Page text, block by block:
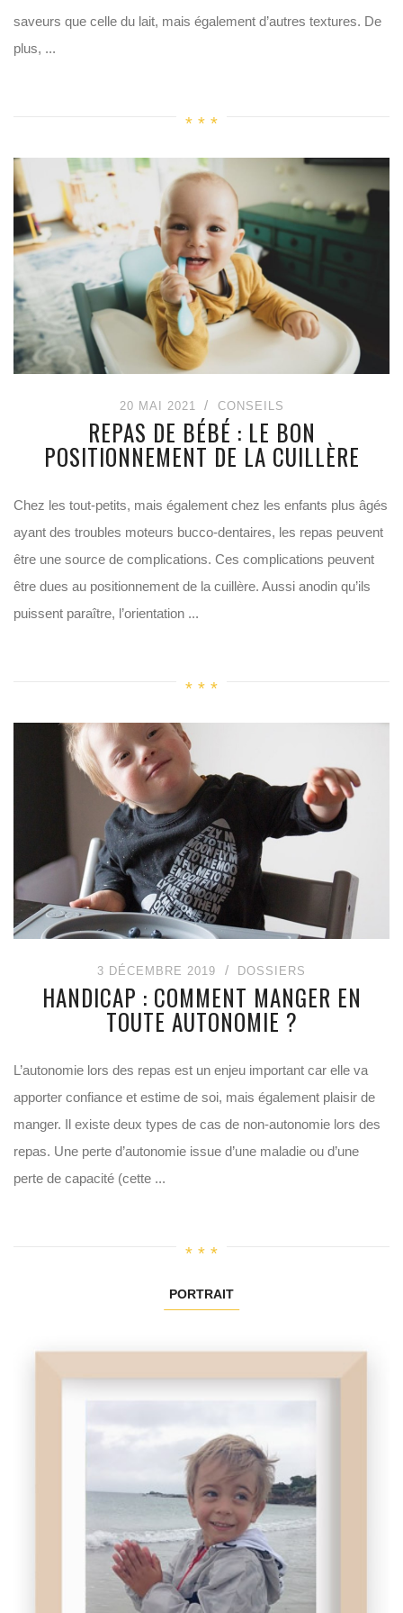
saveurs que celle du lait, mais également d’autres textures. De
plus, ...
20 MAI 2021 CONSEILS
REPAS DE BÉBÉ : LE BON
POSITIONNEMENT DE LA CUILLÈRE
Chez les tout-petits, mais également chez les enfants plus âgés
ayant des troubles moteurs bucco-dentaires, les repas peuvent
être une source de complications. Ces complications peuvent
être dues au positionnement de la cuillère. Aussi anodin qu’ils
puissent paraître, l’orientation ...
3 DÉCEMBRE 2019 DOSSIERS
HANDICAP : COMMENT MANGER EN
TOUTE AUTONOMIE ?
L’autonomie lors des repas est un enjeu important car elle va
apporter confiance et estime de soi, mais également plaisir de
manger. Il existe deux types de cas de non-autonomie lors des
repas. Une perte d’autonomie issue d’une maladie ou d’une
perte de capacité (cette ...
PORTRAIT